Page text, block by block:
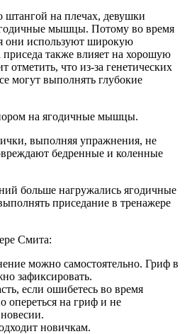
штангой на плечах, девушки
мышцы. Потому во время
они используют широкую
приседа также влияет на хорошую
отметить, что из-за генетических
могут выполнять глубокие
на ягодичные мышцы.
выполняя упражнения, не
бедренные и коленные
больше нагружались ягодичные
приседание в тренажере
Смита:
можно самостоятельно. Гриф в
зафиксировать.
если ошибетесь во время
опереться на гриф и не
новичкам.